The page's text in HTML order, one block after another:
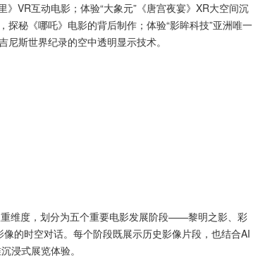
》VR互动电影；体验“大象元”《唐宫夜宴》XR大空间沉
探秘《哪吒》电影的背后制作；体验“影眸科技”亚洲唯一
斯世界纪录的空中透明显示技术。
重维度，划分为五个重要电影发展阶段——黎明之影、彩
的时空对话。每个阶段既展示历史影像片段，也结合AI
浸式展览体验。